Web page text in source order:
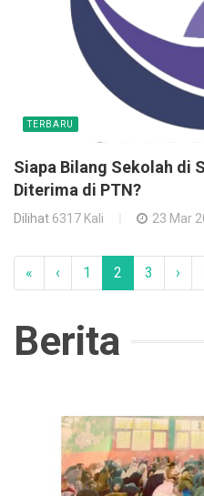
TERBARU
Siapa Bilang Sekolah di
Diterima di PTN?
Dilihat 6317 Kali 23 Mar
« ‹ 1 2 3 ›
Berita